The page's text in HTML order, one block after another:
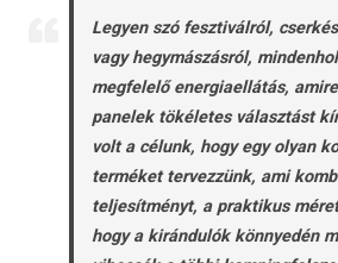
Legyen szó fesztiválról,
vagy hegymászásról,
megfelelő energiaellátás,
panelek tökéletes választást
volt a célunk, hogy egy olyan
terméket tervezzünk, ami
teljesítményt, a praktikus
hogy a kirándulók könnyedén